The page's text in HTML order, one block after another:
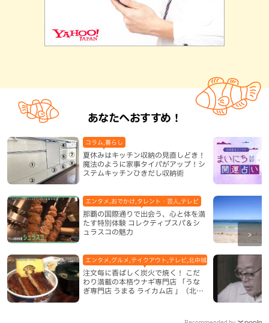
あなたへおすすめ！
夏休みはキッチン収納の見直しどき！
魔法のように家事タイパがアップ！シ
ステムキッチンひきだし収納術
コラム,暮らし
那覇の国際通りで出会う、心と体を満
たす特別体験 コレクティブスパ＆シ
ュラスコの魅力
エンタメ,おでかけ,タレント・芸人,テレビ
注文毎に香ばしく炭火で焼く！ こだ
わり満載の本格ウナギ専門店 「うな
ぎ専門店 うまる ライカム店 」（北中
エンタメ,グルメ,テイクアウト,テレビ,北中城村,和食・日本料理,地